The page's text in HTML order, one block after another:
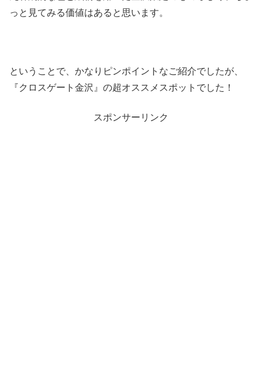
っと見てみる価値はあると思います。
ということで、かなりピンポイントなご紹介でしたが、
『クロスゲート金沢』の超オススメスポットでした！
スポンサーリンク